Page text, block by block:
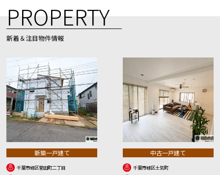
PROPERTY
新着＆注目物件情報
新築一戸建て
千葉市緑区誉田町二丁目
中古一戸建て
千葉市緑区土気町